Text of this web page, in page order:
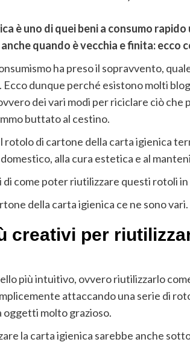
è uno di quei beni a consumo
quando è vecchia e finita: ecco
ha preso il sopravvento,
dunque perché esistono molti
dei vari modi per riciclare ciò che
buttato al cestino.
rotolo di cartone della carta igienica
alla cura estetica e al
come poter riutilizzare questi rotoli
della carta igienica ce ne sono vari.
creativi per
più intuitivo, ovvero riutilizzarlo
attaccando una serie di
oggetti molto grazioso.
la carta igienica sarebbe anche